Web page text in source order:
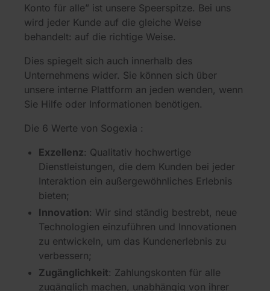
Konto für alle” ist unsere Speerspitze. Bei uns
wird jeder Kunde auf die gleiche Weise
behandelt: auf die richtige Weise.
Dies spiegelt sich auch innerhalb des
Unternehmens wider. Sie können sich über
unsere interne Plattform an jeden wenden, wenn
Sie Hilfe oder Informationen benötigen.
Die 6 Werte von Sogexia :
Exzellenz: Qualitativ hochwertige
Dienstleistungen, die dem Kunden bei jeder
Interaktion ein außergewöhnliches Erlebnis
bieten;
Innovation: Wir sind ständig bestrebt, neue
Technologien einzuführen und Innovationen
zu entwickeln, um das Kundenerlebnis zu
verbessern;
Zugänglichkeit: Zahlungskonten für alle
zugänglich machen, unabhängig von ihrer